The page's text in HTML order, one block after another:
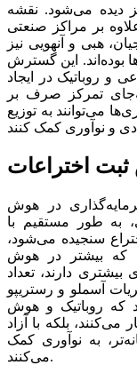
دیده می‌شود. نقشه
بر مراکز صنعتی
هبی و آنهویی نیز
بوده‌‌‌اند. این گسترش
و روباتیک در ایجاد
تمرکز صرف بر
می‌‌‌توانند به توزیع
ثبت اختراعات
در هوش
به طور مستقیم با
‌سنجیده می‌شود،
که بیشتر در هوش
دارند، تعداد
آسملو و رستریپو
که روباتیک و هوش
بلکه با آزاد
به نوآوری کمک
می‌کنند.